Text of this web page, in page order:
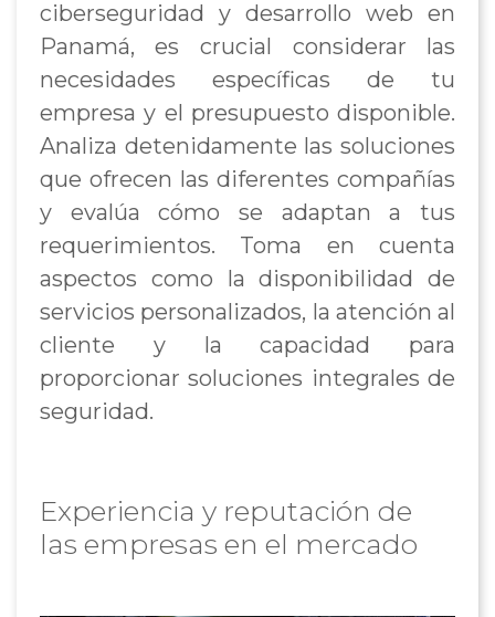
ciberseguridad y desarrollo web en
Panamá, es crucial considerar las
necesidades específicas de tu
empresa y el presupuesto disponible.
Analiza detenidamente las soluciones
que ofrecen las diferentes compañías
y evalúa cómo se adaptan a tus
requerimientos. Toma en cuenta
aspectos como la disponibilidad de
servicios personalizados, la atención al
cliente y la capacidad para
proporcionar soluciones integrales de
seguridad.
Experiencia y reputación de
las empresas en el mercado